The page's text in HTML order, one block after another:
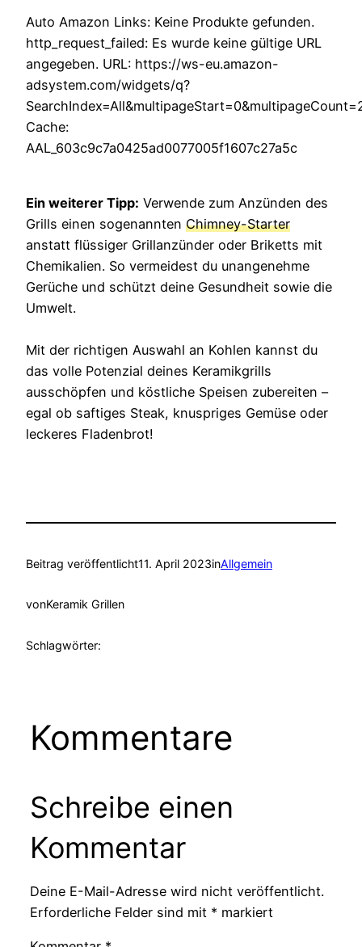
Auto Amazon Links: Keine Produkte gefunden.
http_request_failed: Es wurde keine gültige URL
angegeben. URL: https://ws-eu.amazon-
adsystem.com/widgets/q?
Cache:
AAL_603c9c7a0425ad0077005f1607c27a5c
Ein weiterer Tipp: Verwende zum Anzünden des
Grills einen sogenannten Chimney-Starter
anstatt flüssiger Grillanzünder oder Briketts mit
Chemikalien. So vermeidest du unangenehme
Gerüche und schützt deine Gesundheit sowie die
Umwelt.
Mit der richtigen Auswahl an Kohlen kannst du
das volle Potenzial deines Keramikgrills
ausschöpfen und köstliche Speisen zubereiten –
egal ob saftiges Steak, knuspriges Gemüse oder
leckeres Fladenbrot!
Beitrag veröffentlicht11. April 2023inAllgemein
vonKeramik Grillen
Schlagwörter:
Kommentare
Schreibe einen
Kommentar
Deine E-Mail-Adresse wird nicht veröffentlicht.
Erforderliche Felder sind mit * markiert